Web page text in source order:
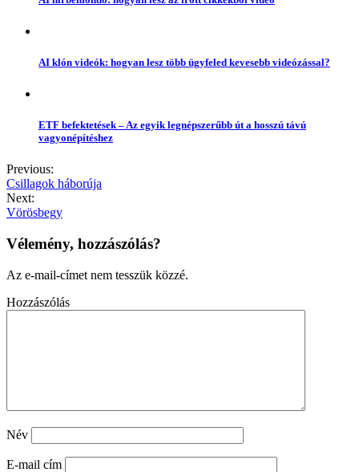
AI klón videók: hogyan lesz több ügyfeled kevesebb videózással?
ETF befektetések – Az egyik legnépszerűbb út a hosszú távú
vagyonépítéshez
Previous:
Csillagok háborúja
Next:
Vörösbegy
Vélemény, hozzászólás?
Az e-mail-címet nem tesszük közzé.
Hozzászólás
Név
E-mail cím